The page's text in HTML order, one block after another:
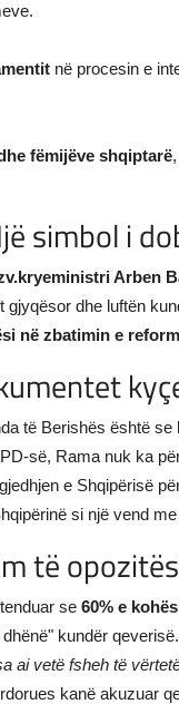
në procesin e
fëmijëve shqiptarë
simbol i
Arben
dhe luftën
në zbatimin e
të Berishës është se
së, Rama nuk ka
e Shqipërisë
si një vend me
të
se 60% e
kundër
ai vetë fsheh të
kanë akuzuar